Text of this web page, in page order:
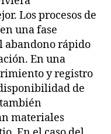
Los procesos de
una fase
abandono rápido
En una
y registro
de
materiales